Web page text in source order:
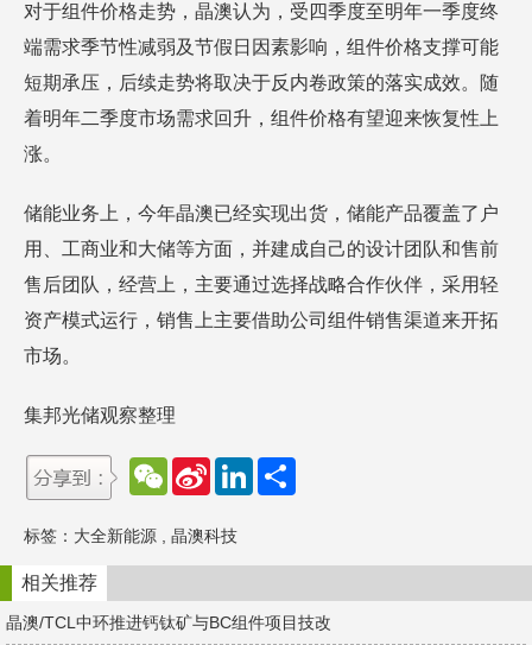
对于组件价格走势，晶澳认为，受四季度至明年一季度终
端需求季节性减弱及节假日因素影响，组件价格支撑可能
短期承压，后续走势将取决于反内卷政策的落实成效。随
着明年二季度市场需求回升，组件价格有望迎来恢复性上
涨。
储能业务上，今年晶澳已经实现出货，储能产品覆盖了户
用、工商业和大储等方面，并建成自己的设计团队和售前
售后团队，经营上，主要通过选择战略合作伙伴，采用轻
资产模式运行，销售上主要借助公司组件销售渠道来开拓
市场。
集邦光储观察整理
W
e
a
t
S
a
W
e
b
o
L
d
n
标签： 大全新能源 晶澳科技
相关推荐
晶澳/TCL中环推进钙钛矿与BC组件项目技改